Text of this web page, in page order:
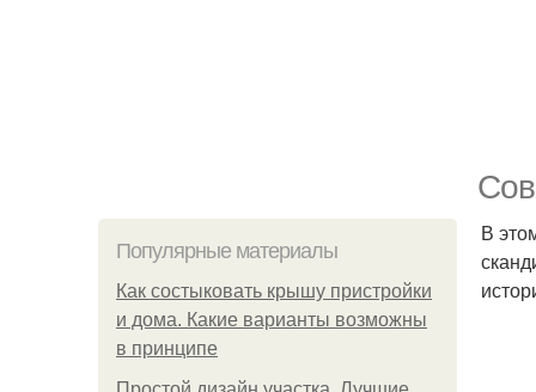
Популярные материалы
Как состыковать крышу пристройки
и дома. Какие варианты возможны
в принципе
В